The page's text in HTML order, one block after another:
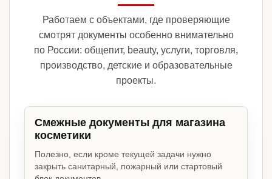
Работаем с объектами, где проверяющие
смотрят документы особенно внимательно
по России: общепит, beauty, услуги, торговля,
производство, детские и образовательные
проекты.
Смежные документы для магазина
косметики
Полезно, если кроме текущей задачи нужно
закрыть санитарный, пожарный или стартовый